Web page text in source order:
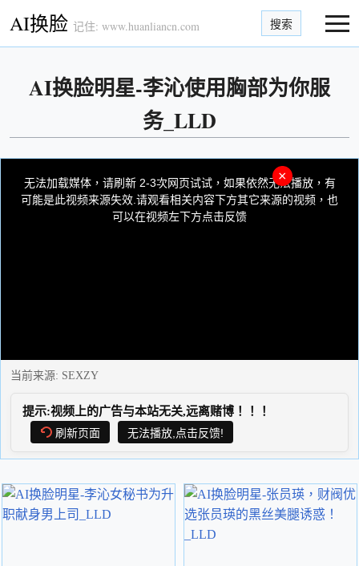
AI换脸 记住: www.huanliancn.com 搜索
AI换脸明星-李沁使用胸部为你服
务_LLD
window.
无法加载媒体，请刷新 2-3次网页试试，如果依然无法播放，有
可能是此视频来源失效.请观看相关内容下方其它来源的视频，也
可以在视频左下方点击反馈
×
当前来源: SEXZY
提示:视频上的广告与本站无关,远离赌博！！！
刷新页面
无法播放,点击反馈!